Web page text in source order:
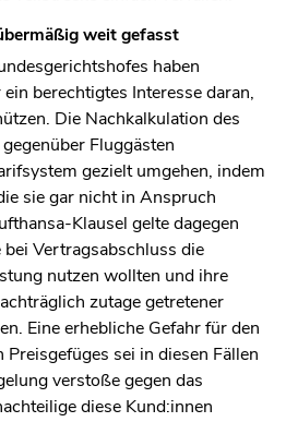
weit gefasst
haben
berechtigtes Interesse daran,
Die Nachkalkulation des
Fluggästen
gezielt umgehen, indem
sie gar nicht in Anspruch
Klausel gelte dagegen
Vertragsabschluss die
nutzen wollten und ihre
zutage getretener
Eine erhebliche Gefahr für den
Preisgefüges sei in diesen Fällen
verstoße gegen das
diese Kund:innen